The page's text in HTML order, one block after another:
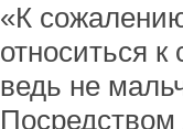
«К
относиться
ведь не